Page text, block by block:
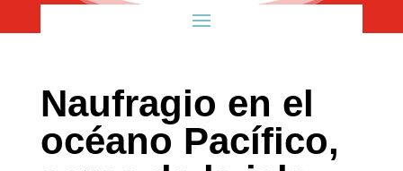
Naufragio en el
océano Pacífico,